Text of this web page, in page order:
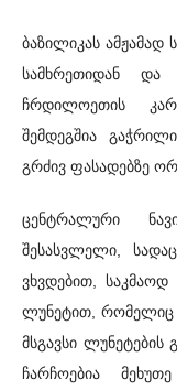
ბაზილიკას ამჟამად
სამხრეთიდან
ჩრდილოეთის
შემდეგშია
გრძივ ფასადებზე
ცენტრალური
შესასვლელი,
ვხვდებით,
ლუნეტით, რომელიც
მსგავსი
ჩარჩოებია